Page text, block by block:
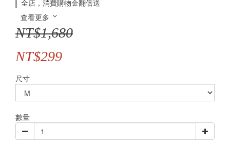
全店，消費購物金翻倍送
查看更多
NT$1,680
NT$299
尺寸
數量